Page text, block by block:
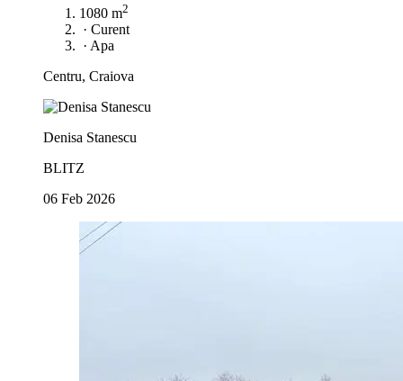
1080 m2
· Curent
· Apa
Centru, Craiova
Denisa Stanescu
BLITZ
06 Feb 2026